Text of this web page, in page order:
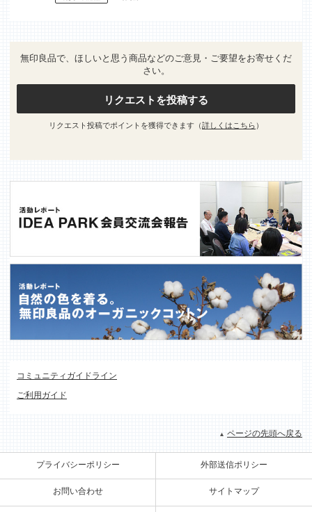
無印良品で、ほしいと思う商品などのご意見・ご要望をお寄せくだ
さい。
リクエストを投稿する
リクエスト投稿でポイントを獲得できます（詳しくはこちら ）
コミュニティガイドライン
ご利用ガイド
ページの先頭へ戻る
プライバシーポリシー 外部送信ポリシー
お問い合わせ サイトマップ